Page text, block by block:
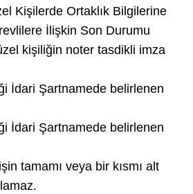
Kişilerde Ortaklık Bilgilerine
İlişkin Son Durumu
kişiliğin noter tasdikli imza
İdari Şartnamede belirlenen
İdari Şartnamede belirlenen
tamamı veya bir kısmı alt